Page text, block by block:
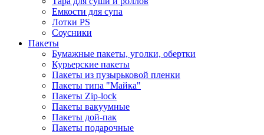
Емкости для супа
Лотки PS
Соусники
Пакеты
Бумажные пакеты, уголки, обертки
Курьерские пакеты
Пакеты из пузырьковой пленки
Пакеты типа "Майка"
Пакеты Zip-lock
Пакеты вакуумные
Пакеты дой-пак
Пакеты подарочные